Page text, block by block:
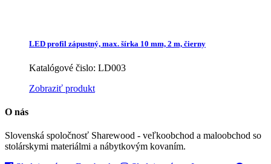
LED profil zápustný, max. šírka 10 mm, 2 m, čierny
Katalógové čislo: LD003
Zobraziť produkt
O nás
Slovenská spoločnosť Sharewood - veľkoobchod a maloobchod so
stolárskymi materiálmi a nábytkovým kovaním.